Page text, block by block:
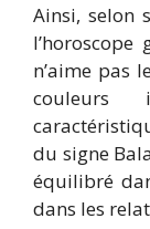
Ainsi, selon
n’aime pas
couleurs
du signe
équilibré
dans les